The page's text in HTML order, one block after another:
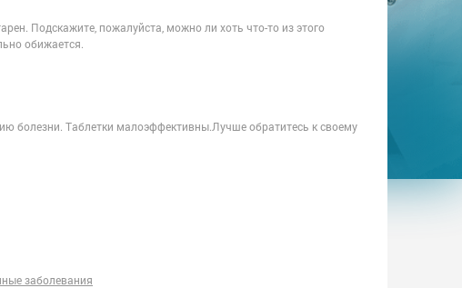
Подскажите, пожалуйста, можно ли хоть что-то из этого
обижается.
болезни. Таблетки малоэффективны.Лучше обратитесь к своему
заболевания